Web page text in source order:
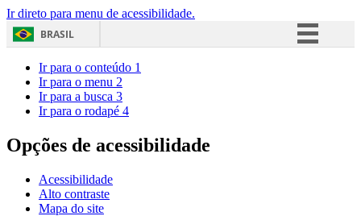
Ir direto para menu de acessibilidade.
BRASIL
Acesso à informação
Ir para o conteúdo 1
Ir para o menu 2
Ir para a busca 3
Ir para o rodapé 4
Opções de acessibilidade
Acessibilidade
Alto contraste
Mapa do site